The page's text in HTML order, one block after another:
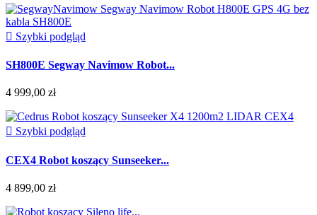
 Szybki podgląd
SH800E Segway Navimow Robot...
4 999,00 zł
 Szybki podgląd
CEX4 Robot koszący Sunseeker...
4 899,00 zł